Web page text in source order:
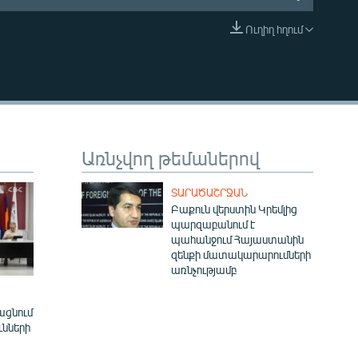
EMBED
Ուղիղ հղում
Առնչվող թեմաներով
ՏԱՐԱԾԱՇՐՋԱՆ
Բաքուն վերստին Կրեմլից
պարզաբանում է
պահանջում Հայաստանին
զենքի մատակարարումների
առնչությամբ